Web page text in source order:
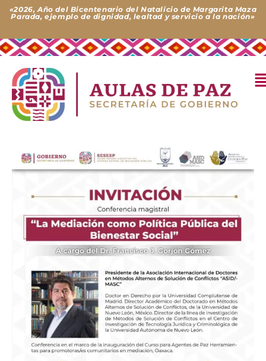
«2026, Año del Bicentenario del Natalicio de Margarita Maza
Parada, ejemplo de dignidad, lealtad y servicio a la nación»